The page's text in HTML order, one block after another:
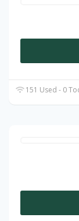
151 Used - 0